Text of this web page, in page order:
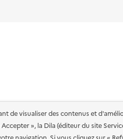
de visualiser des contenus et
», la Dila (éditeur du site